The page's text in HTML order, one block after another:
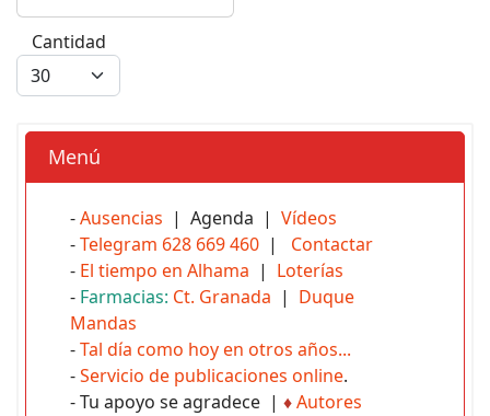
Cantidad
Menú
-Ausencias | Agenda | Vídeos
-Telegram 628 669 460 | Contactar
- El tiempo en Alhama | Loterías
- Farmacias: Ct. Granada | Duque
Mandas
-Tal día como hoy en otros años...
-Servicio de publicaciones online.
- Tu apoyo se agradece | ♦Autores